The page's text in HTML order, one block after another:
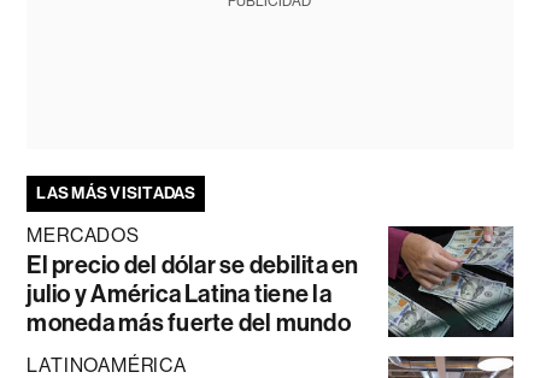
LAS MÁS VISITADAS
MERCADOS
El precio del dólar se debilita en
julio y América Latina tiene la
moneda más fuerte del mundo
LATINOAMÉRICA